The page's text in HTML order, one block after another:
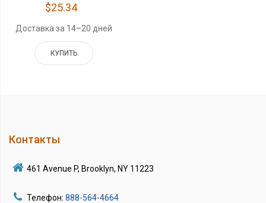
$25.34
Доставка за 14–20 дней
КУПИТЬ
Контакты
461 Avenue P, Brooklyn, NY 11223
Телефон: 888-564-4664